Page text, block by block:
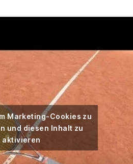
Marketing-Cookies zu
und diesen Inhalt zu
aktivieren